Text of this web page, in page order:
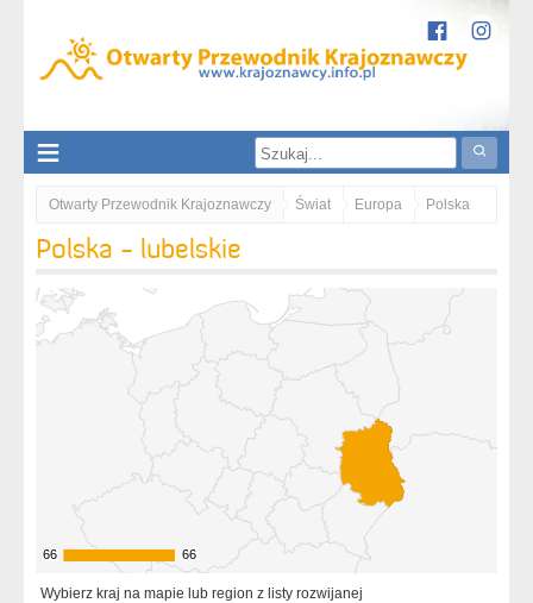
Otwarty Przewodnik Krajoznawczy Świat Europa Polska
lubelskie Lubelszczyzna
Polska - lubelskie
66
66 66
66
Wybierz kraj na mapie lub region z listy rozwijanej